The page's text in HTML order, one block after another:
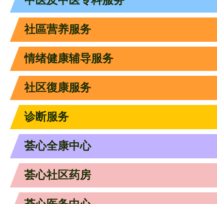
社區营养服务
情绪健康辅导服务
社区復康服务
诊断服务
荟心全康中心
荟心社区药房